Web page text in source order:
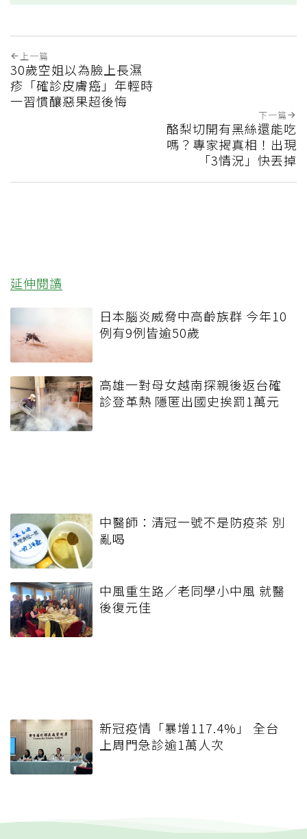
上一篇
30歲空姐以為臉上長濕
疹「確診皮膚癌」年輕時
一習慣釀惡果超後悔
下一篇
酪梨切開有黑絲還能吃
嗎？專家揭真相！出現
「3情況」快丟掉
延伸閱讀
日本腦炎威脅中高齡族群 今年10
例有9例皆逾50歲
高雄一對母女越南探親後返台確
診登革熱 隱匿出國史挨罰1萬元
中醫師：清冠一號不是防疫茶 別
亂喝
中風重生路／老同學小中風 就醫
後復元佳
新冠疫情「暴增117.4%」 全台
上周門急診逾1萬人次